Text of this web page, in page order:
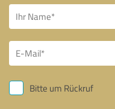
Bitte um Rückruf